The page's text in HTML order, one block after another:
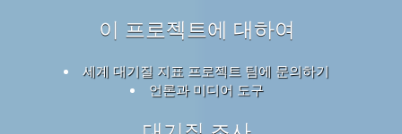
이 프로젝트에 대하여
세계 대기질 지표 프로젝트 팀에 문의하기
언론과 미디어 도구